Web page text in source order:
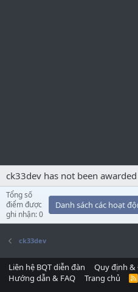
ck33dev has not been
Tổng số
điểm được
ghi nhận: 0
Danh sách các hoạt
ck33dev
Liên hệ BQT diễn đàn Quy định &
Hướng dẫn & FAQ
Trang chủ
R